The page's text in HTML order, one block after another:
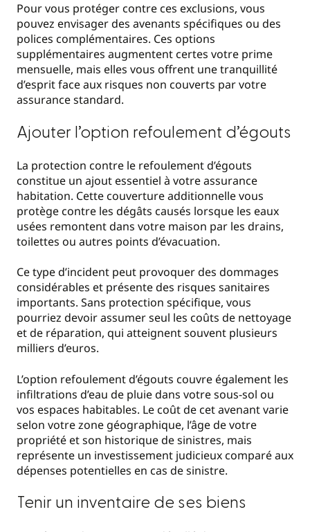
Pour vous protéger contre ces exclusions, vous
pouvez envisager des avenants spécifiques ou des
polices complémentaires. Ces options
supplémentaires augmentent certes votre prime
mensuelle, mais elles vous offrent une tranquillité
d’esprit face aux risques non couverts par votre
assurance standard.
Ajouter l’option refoulement d’égouts
La protection contre le refoulement d’égouts
constitue un ajout essentiel à votre assurance
habitation. Cette couverture additionnelle vous
protège contre les dégâts causés lorsque les eaux
usées remontent dans votre maison par les drains,
toilettes ou autres points d’évacuation.
Ce type d’incident peut provoquer des dommages
considérables et présente des risques sanitaires
importants. Sans protection spécifique, vous
pourriez devoir assumer seul les coûts de nettoyage
et de réparation, qui atteignent souvent plusieurs
milliers d’euros.
L’option refoulement d’égouts couvre également les
infiltrations d’eau de pluie dans votre sous-sol ou
vos espaces habitables. Le coût de cet avenant varie
selon votre zone géographique, l’âge de votre
propriété et son historique de sinistres, mais
représente un investissement judicieux comparé aux
dépenses potentielles en cas de sinistre.
Tenir un inventaire de ses biens